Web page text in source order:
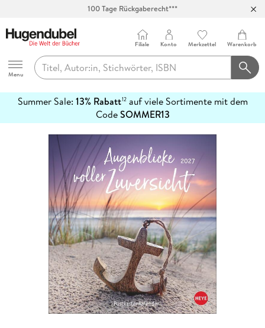
Hugendubel
Menu
Filiale Konto Merkzettel Warenkorb
Summer Sale: 13% Rabatt12auf viele Sortimente mit dem
CodeSOMMER13
erfahren